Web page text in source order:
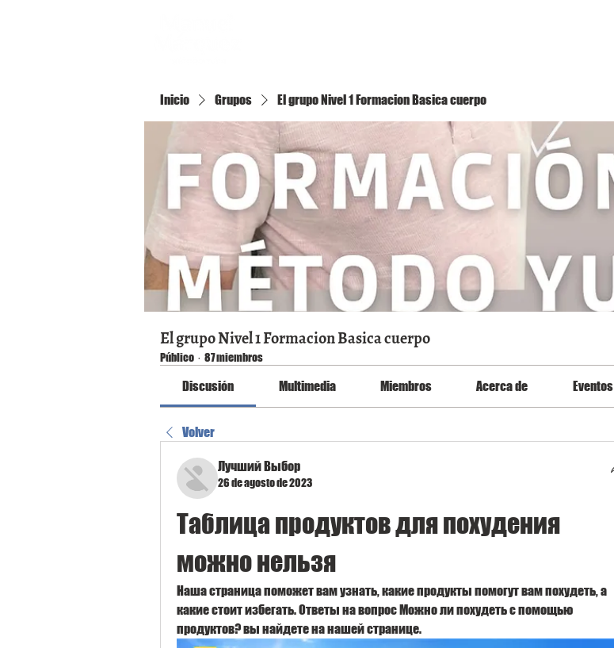
Inicio Grupos El grupo Nivel 1 Formacion Basica cuerpo
El grupo Nivel 1 Formacion Basica cuerpo
Público · 87 miembros
Discusión Multimedia Miembros Acerca de Eventos
Volver
Лучший Выбор
26 de agosto de 2023
Таблица продуктов для похудения
можно нельзя
Наша страница поможет вам узнать, какие продукты помогут вам похудеть, а
какие стоит избегать. Ответы на вопрос Можно ли похудеть с помощью
продуктов? вы найдете на нашей странице.